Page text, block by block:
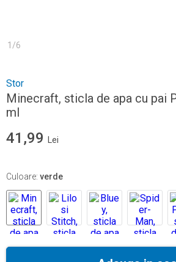
1 /6
Stor
Minecraft, sticla de apa cu pai
ml
41,99 Lei
Culoare: verde